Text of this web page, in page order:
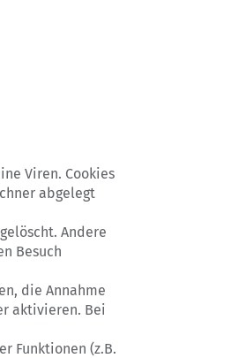
Viren. Cookies
abgelegt
Andere
Besuch
die Annahme
aktivieren. Bei
Funktionen (z.B.